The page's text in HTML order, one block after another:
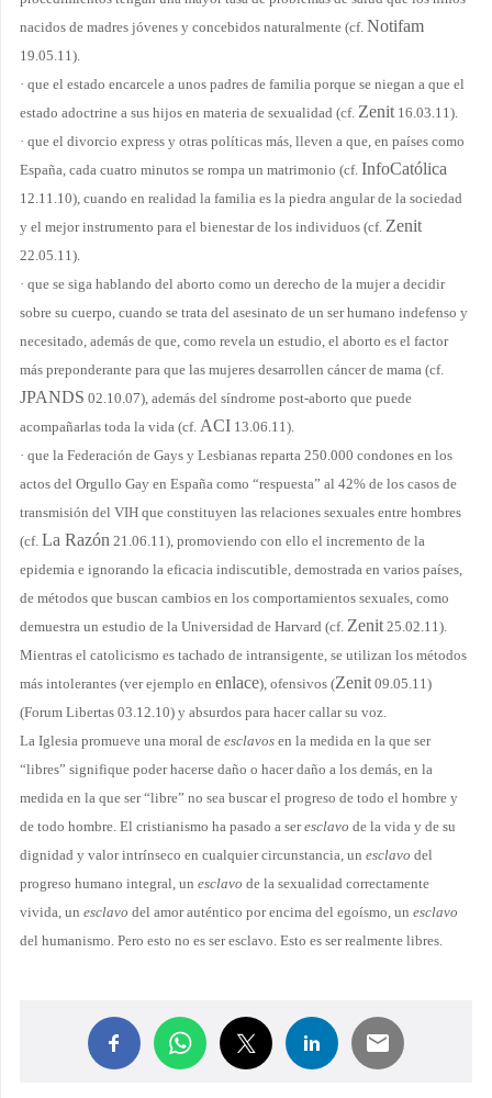
nacidos de madres jóvenes y concebidos naturalmente (cf. Notifam
19.05.11).
· que el estado encarcele a unos padres de familia porque se niegan a que el
estado adoctrine a sus hijos en materia de sexualidad (cf. Zenit16.03.11).
· que el divorcio express y otras políticas más, lleven a que, en países como
España, cada cuatro minutos se rompa un matrimonio (cf. InfoCatólica
12.11.10), cuando en realidad la familia es la piedra angular de la sociedad
y el mejor instrumento para el bienestar de los individuos (cf. Zenit
22.05.11).
· que se siga hablando del aborto como un derecho de la mujer a decidir
sobre su cuerpo, cuando se trata del asesinato de un ser humano indefenso y
necesitado, además de que, como revela un estudio, el aborto es el factor
más preponderante para que las mujeres desarrollen cáncer de mama (cf.
JPANDS 02.10.07), además del síndrome post-aborto que puede
acompañarlas toda la vida (cf. ACI 13.06.11).
· que la Federación de Gays y Lesbianas reparta 250.000 condones en los
actos del Orgullo Gay en España como “respuesta” al 42% de los casos de
transmisión del VIH que constituyen las relaciones sexuales entre hombres
(cf. La Razón 21.06.11), promoviendo con ello el incremento de la
epidemia e ignorando la eficacia indiscutible, demostrada en varios países,
de métodos que buscan cambios en los comportamientos sexuales, como
demuestra un estudio de la Universidad de Harvard (cf. Zenit25.02.11).
Mientras el catolicismo es tachado de intransigente, se utilizan los métodos
más intolerantes (ver ejemplo en enlace), ofensivos (Zenit09.05.11)
(Forum Libertas 03.12.10) y absurdos para hacer callar su voz.
La Iglesia promueve una moral de esclavos en la medida en la que ser
“libres” signifique poder hacerse daño o hacer daño a los demás, en la
medida en la que ser “libre” no sea buscar el progreso de todo el hombre y
de todo hombre. El cristianismo ha pasado a seresclavo de la vida y de su
dignidad y valor intrínseco en cualquier circunstancia, un esclavo del
progreso humano integral, un esclavo de la sexualidad correctamente
vivida, un esclavo del amor auténtico por encima del egoísmo, un esclavo
del humanismo. Pero esto no es ser esclavo. Esto es ser realmente libres.